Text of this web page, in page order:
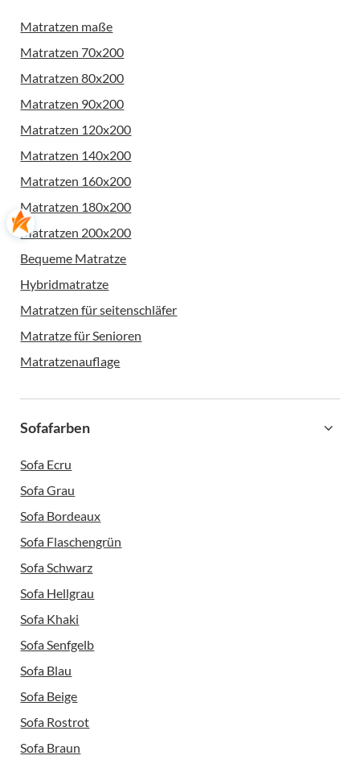
Matratzen maße
Matratzen 70x200
Matratzen 80x200
Matratzen 90x200
Matratzen 120x200
Matratzen 140x200
Matratzen 160x200
Matratzen 180x200
Matratzen 200x200
Bequeme Matratze
Hybridmatratze
Matratzen für seitenschläfer
Matratze für Senioren
Matratzenauflage
Sofafarben
Sofa Ecru
Sofa Grau
Sofa Bordeaux
Sofa Flaschengrün
Sofa Schwarz
Sofa Hellgrau
Sofa Khaki
Sofa Senfgelb
Sofa Blau
Sofa Beige
Sofa Rostrot
Sofa Braun